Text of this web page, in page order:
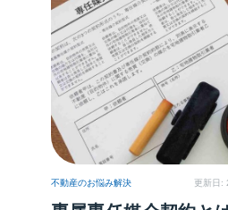
不動産のお悩み解決 更新日: